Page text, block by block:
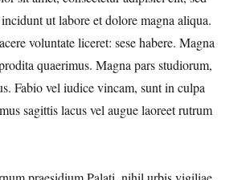
ut labore et dolore magna aliqua.
voluntate liceret: sese habere. Magna
quaerimus. Magna pars studiorum,
Fabio vel iudice vincam, sunt in culpa
sagittis lacus vel augue laoreet rutrum